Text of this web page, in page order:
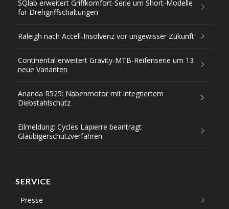
SQlab erweitert Griffkomfort-Serie um Short-Modelle
für Drehgriffschaltungen
Raleigh nach Accell-Insolvenz vor ungewisser Zukunft
Continental erweitert Gravity-MTB-Reifenserie um 13
neue Varianten
Ananda R525: Nabenmotor mit integriertem
Diebstahlschutz
Eilmeldung: Cycles Lapierre beantragt
Gläubigerschutzverfahren
SERVICE
Presse